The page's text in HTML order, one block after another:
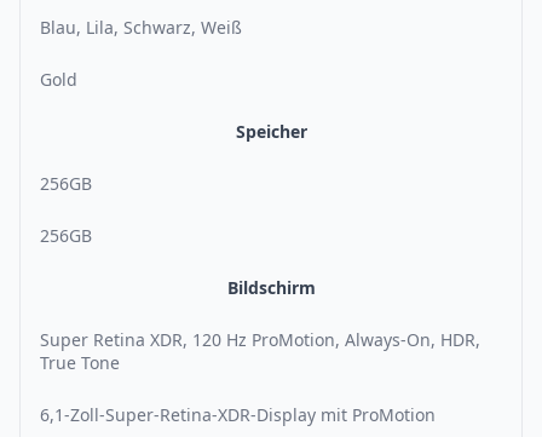
Blau, Lila, Schwarz, Weiß
Gold
Speicher
256GB
256GB
Bildschirm
Super Retina XDR, 120 Hz ProMotion, Always-On, HDR,
True Tone
6,1-Zoll-Super-Retina-XDR-Display mit ProMotion